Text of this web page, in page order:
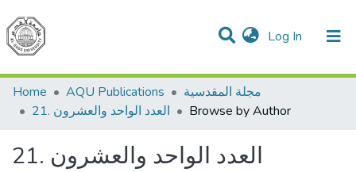
Log In (current)
Communities & Collections
All of DSpace
Home
AQU Publications
مجلة المقدسية
21. العدد الواحد والعشرون
Browse by Author
21. العدد الواحد والعشرون